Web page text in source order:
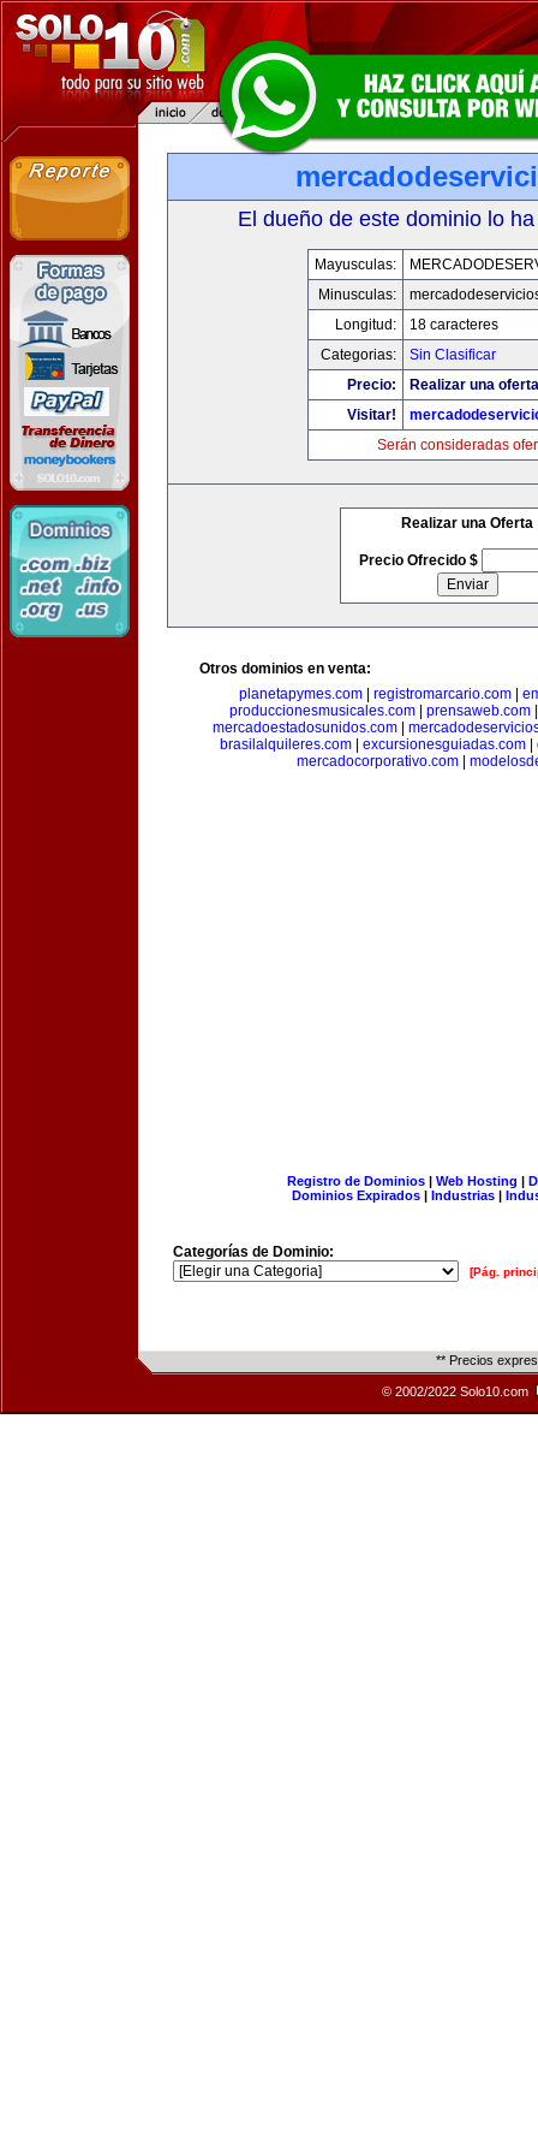
El dueño de este dominio lo
Mayusculas:
Minusculas:
Longitud:
18 caracteres
Categorias:
Sin Clasificar
Precio:
Realizar una
Visitar!
Serán consideradas
Realizar una Oferta
Precio Ofrecido $
Otros dominios en venta:
planetapymes.com| registromarcario.com|
produccionesmusicales.com
prensaweb.com
mercadoestadosunidos.com
brasilalquileres.com
excursionesguiadas.com
mercadocorporativo.com|
Registro de Dominios| Web Hosting |
Dominios Expirados | Industrias |
Categorías de Dominio:
[Pág.
** Precios
© 2002/2022 Solo10.com